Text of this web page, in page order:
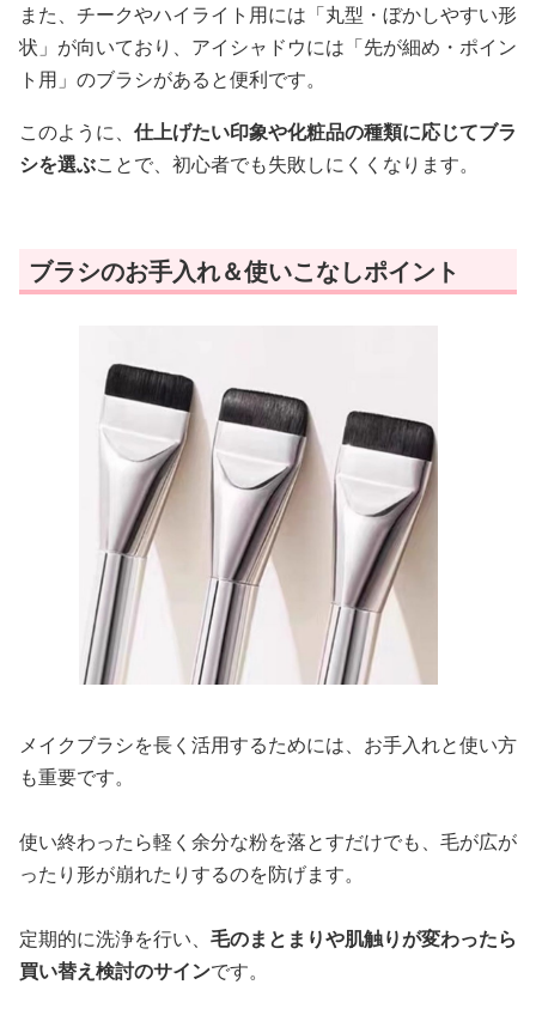
また、チークやハイライト用には「丸型・ぼかしやすい形
状」が向いており、アイシャドウには「先が細め・ポイン
ト用」のブラシがあると便利です。
このように、 仕上げたい印象や化粧品の種類に応じてブラ
シを選ぶことで、初心者でも失敗しにくくなります。
ブラシのお手入れ＆使いこなしポイント
メイクブラシを長く活用するためには、お手入れと使い方
も重要です。
使い終わったら軽く余分な粉を落とすだけでも、毛が広が
ったり形が崩れたりするのを防げます。
定期的に洗浄を行い、 毛のまとまりや肌触りが変わったら
買い替え検討のサインです。